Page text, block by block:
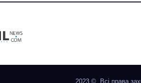
2023 ©. Всі права